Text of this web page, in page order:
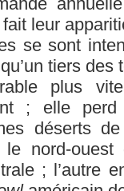
leur
se sont
tiers
plus
; elle
déserts
le nord-
; l’autre